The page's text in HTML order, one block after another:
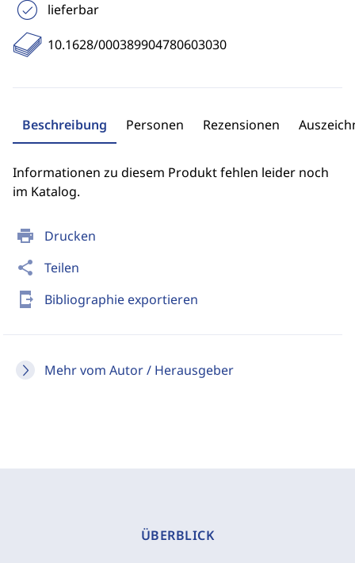
print Drucken
share Teilen
send_to_mobile Bibliographie exportieren
Mehr vom Autor / Herausgeber
lieferbar
10.1628/000389904780603030
Beschreibung Personen Rezensionen
Informationen zu diesem Produkt fehlen leider noch
im Katalog.
ÜBERBLICK